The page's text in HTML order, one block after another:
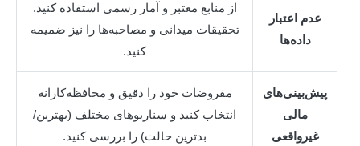
عدم اعتبار
داده‌ها
از منابع معتبر و آمار رسمی استفاده کنید.
تحقیقات میدانی و مصاحبه‌ها را نیز ضمیمه
پیش‌بینی‌های
غیرواقعی
مفروضات خود را دقیق و محافظه‌کارانه
انتخاب کنید و سناریوهای مختلف (بهترین/
بدترین حالت) را بررسی کنید.